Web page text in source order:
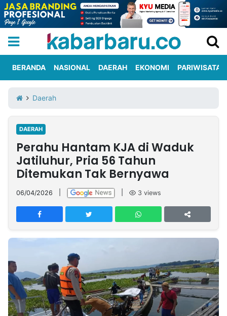
Iklan
Berita
Kami
Nasional
International
Olahraga
Entertainment
Daerah
Pariwisata
Kuliner
Kolom
Network
PT
TREETAN
INDONESIA
Partner
Insight
NTB
Suara
Time
Lens
IDN
Daily
Jogja
Jalan
Rakyat
Idealita
News
Kita
Notice
Dinamikapost.com
Radar
Baru
Seedbacklink
BERANDA NASIONAL DAERAH EKONOMI PARIWISATA
Daerah
DAERAH
Perahu Hantam KJA di Waduk
Jatiluhur, Pria 56 Tahun
Ditemukan Tak Bernyawa
06/04/2026 3 views